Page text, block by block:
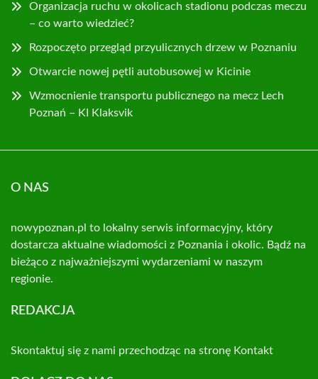
Organizacja ruchu w okolicach stadionu podczas meczu
– co warto wiedzieć?
Rozpoczęto przegląd przyulicznych drzew w Poznaniu
Otwarcie nowej pętli autobusowej w Kicinie
Wzmocnienie transportu publicznego na mecz Lech
Poznań – KI Klaksvik
O NAS
nowypoznan.pl to lokalny serwis informacyjny, który
dostarcza aktualne wiadomości z Poznania i okolic. Bądź na
bieżąco z najważniejszymi wydarzeniami w naszym
regionie.
REDAKCJA
Skontaktuj się z nami przechodząc na stronę Kontakt